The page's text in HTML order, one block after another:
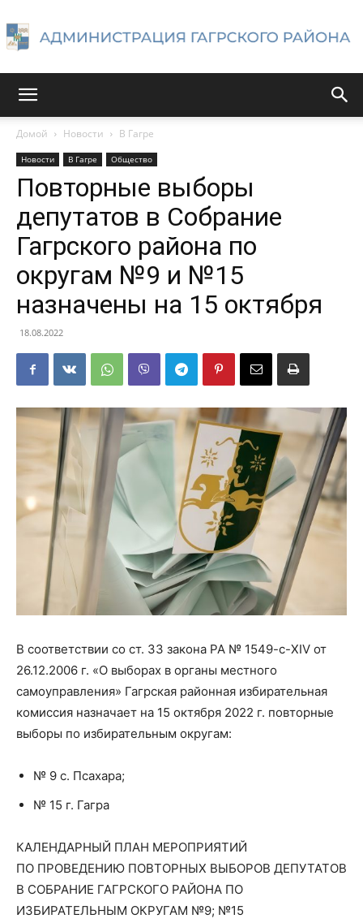
района
Домой Новости В Гагре
Новости В Гагре Общество
Повторные выборы
депутатов в Собрание
Гагрского района по
округам №9 и №15
назначены на 15 октября
18.08.2022
В соответствии со ст. 33 закона РА № 1549-с-XIV от
26.12.2006 г. «О выборах в органы местного
самоуправления» Гагрская районная избирательная
комиссия назначает на 15 октября 2022 г. повторные
выборы по избирательным округам:
№ 9 с. Псахара;
№ 15 г. Гагра
КАЛЕНДАРНЫЙ ПЛАН МЕРОПРИЯТИЙ
ПО ПРОВЕДЕНИЮ ПОВТОРНЫХ ВЫБОРОВ ДЕПУТАТОВ
В СОБРАНИЕ ГАГРСКОГО РАЙОНА ПО
ИЗБИРАТЕЛЬНЫМ ОКРУГАМ №9; №15